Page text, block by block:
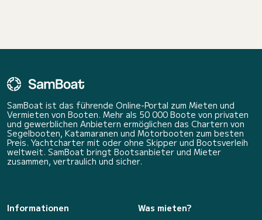
SamBoat ist das führende Online-Portal zum Mieten und
Vermieten von Booten. Mehr als 50 000 Boote von privaten
und gewerblichen Anbietern ermöglichen das Chartern von
Segelbooten, Katamaranen und Motorbooten zum besten
Preis. Yachtcharter mit oder ohne Skipper und Bootsverleih
weltweit. SamBoat bringt Bootsanbieter und Mieter
zusammen, vertraulich und sicher.
Informationen
Was mieten?